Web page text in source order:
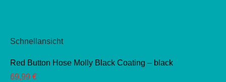
Schnellansicht
Red Button Hose Molly Black Coating – black
69,99 €